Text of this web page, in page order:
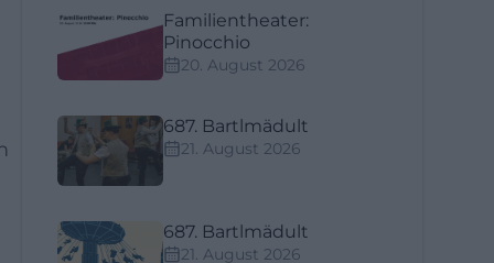
Familientheater:
Pinocchio
20. August 2026
687. Bartlmädult
21. August 2026
687. Bartlmädult
21. August 2026